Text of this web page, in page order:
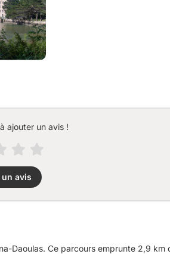
ajouter un avis !
avis
Daoulas. Ce parcours emprunte 2,9 km